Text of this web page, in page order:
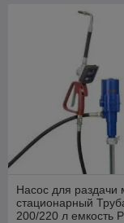
Насос для раздачи
стационарный
200/220 л емкость